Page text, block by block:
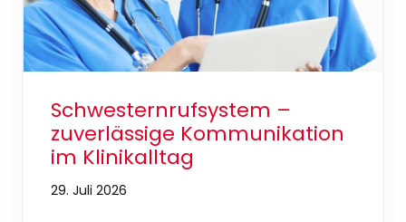
Schwesternrufsystem –
zuverlässige Kommunikation
im Klinikalltag
29. Juli 2026